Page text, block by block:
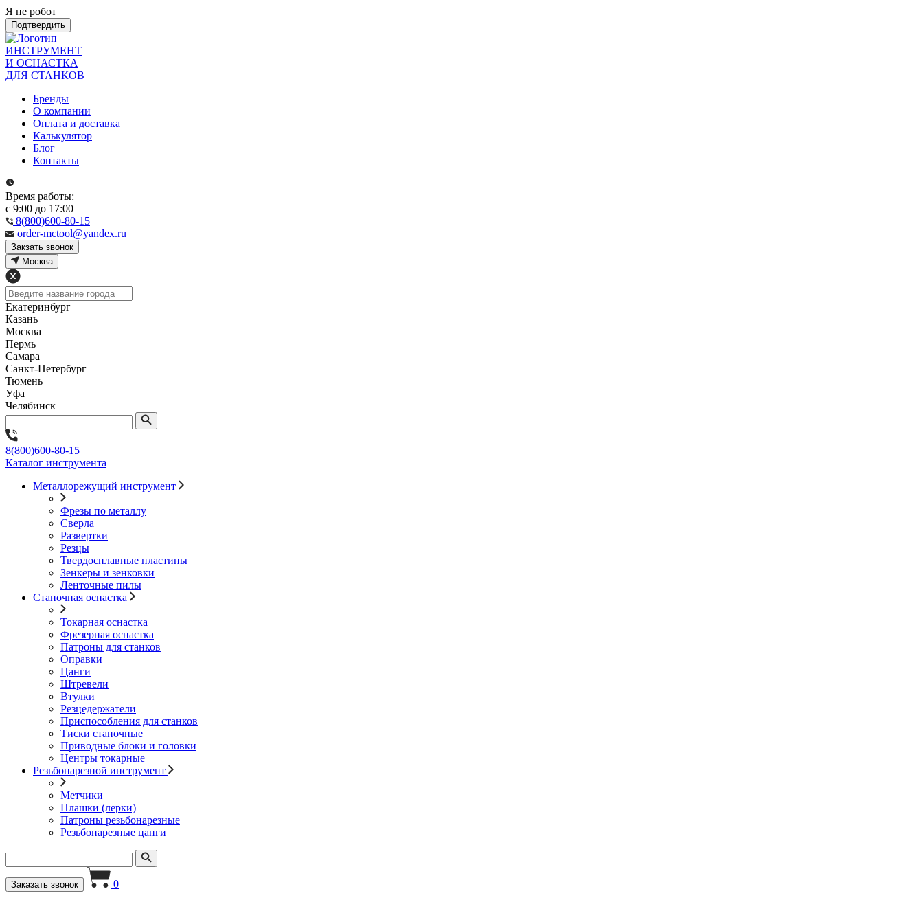
Я не робот
Подтвердить
ИНСТРУМЕНТ
И ОСНАСТКА
ДЛЯ СТАНКОВ
Бренды
О компании
Оплата и доставка
Калькулятор
Блог
Контакты
Время работы:
с 9:00 до 17:00
8(800)600-80-15
order-mctool@yandex.ru
Закзать звонок
Москва
Екатеринбург
Казань
Москва
Пермь
Самара
Санкт-Петербург
Тюмень
Уфа
Челябинск
8(800)600-80-15
Каталог инструмента
Металлорежущий инструмент
Фрезы по металлу
Сверла
Развертки
Резцы
Твердосплавные пластины
Зенкеры и зенковки
Ленточные пилы
Станочная оснастка
Токарная оснастка
Фрезерная оснастка
Патроны для станков
Оправки
Цанги
Штревели
Втулки
Резцедержатели
Приспособления для станков
Тиски станочные
Приводные блоки и головки
Центры токарные
Резьбонарезной инструмент
Метчики
Плашки (лерки)
Патроны резьбонарезные
Резьбонарезные цанги
Заказать звонок 0